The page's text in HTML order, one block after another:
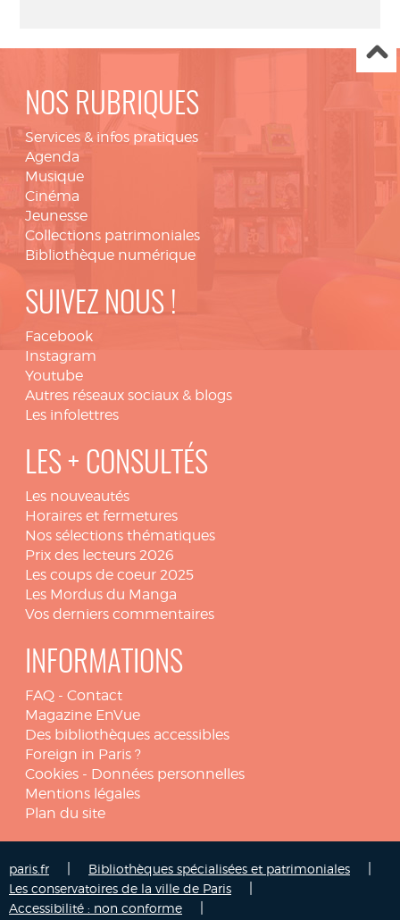
NOS RUBRIQUES
Services & infos pratiques
Agenda
Musique
Cinéma
Jeunesse
Collections patrimoniales
Bibliothèque numérique
SUIVEZ NOUS !
Facebook
Instagram
Youtube
Autres réseaux sociaux & blogs
Les infolettres
LES + CONSULTÉS
Les nouveautés
Horaires et fermetures
Nos sélections thématiques
Prix des lecteurs 2026
Les coups de coeur 2025
Les Mordus du Manga
Vos derniers commentaires
INFORMATIONS
FAQ - Contact
Magazine EnVue
Des bibliothèques accessibles
Foreign in Paris ?
Cookies - Données personnelles
Mentions légales
Plan du site
paris.fr Bibliothèques spécialisées et patrimoniales
Les conservatoires de la ville de Paris
Accessibilité : non conforme